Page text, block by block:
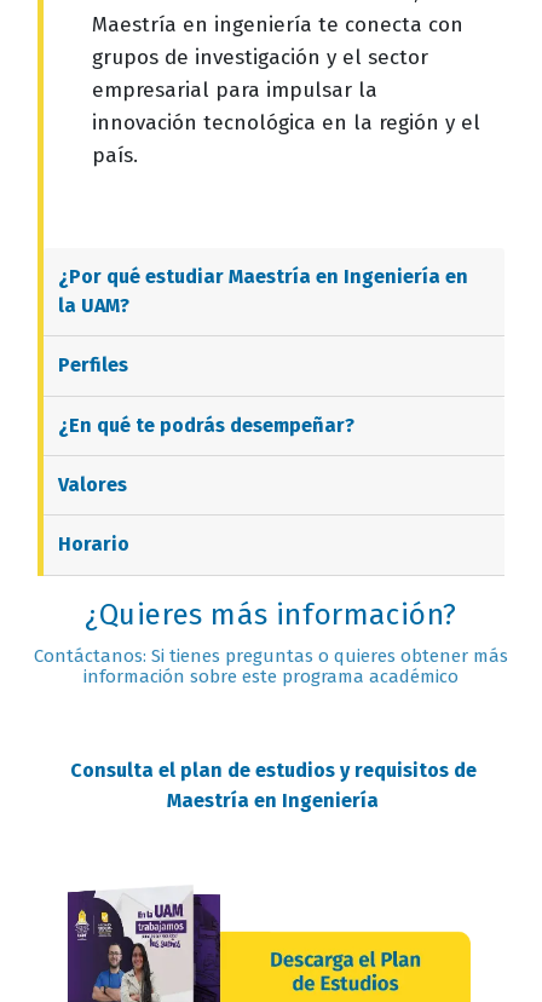
Maestría en ingeniería te conecta con
grupos de investigación y el sector
empresarial para impulsar la
innovación tecnológica en la región y el
país.
¿Por qué estudiarMaestría en Ingeniería en
la UAM?
Perfiles
¿En qué te podrás desempeñar?
Valores
Horario
¿Quieres más información?
Contáctanos: Si tienes preguntas o quieres obtener más
información sobre este programa académico
Consulta el plan de estudios y requisitos de
Maestría en Ingeniería